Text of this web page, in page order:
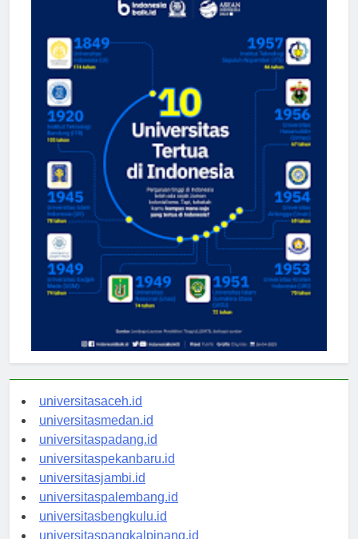
universitasaceh.id
universitasmedan.id
universitaspadang.id
universitaspekanbaru.id
universitasjambi.id
universitaspalembang.id
universitasbengkulu.id